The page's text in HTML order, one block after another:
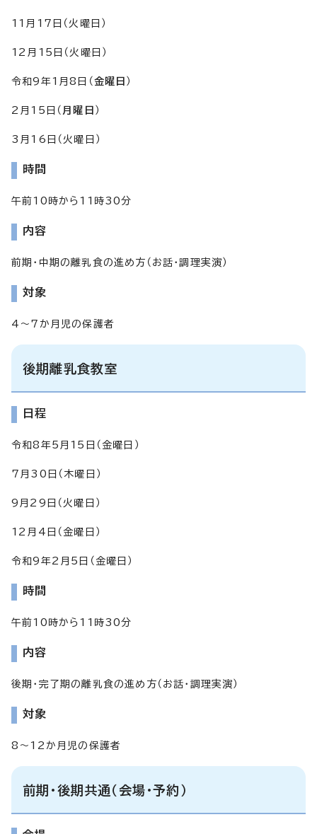
11月17日（火曜日）
12月15日（火曜日）
令和9年1月8日（ 金曜日 ）
2月15日（ 月曜日 ）
3月16日（火曜日）
時間
午前10時から11時30分
内容
前期・中期の離乳食の進め方（お話・調理実演）
対象
4～7か月児の保護者
後期離乳食教室
日程
令和8年5月15日（金曜日）
7月30日（木曜日）
9月29日（火曜日）
12月4日（金曜日）
令和9年2月5日（金曜日）
時間
午前10時から11時30分
内容
後期・完了期の離乳食の進め方（お話・調理実演）
対象
8～12か月児の保護者
前期・後期共通（会場・予約）